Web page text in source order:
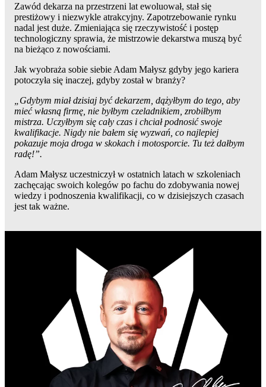
Zawód dekarza na przestrzeni lat ewoluował, stał się
prestiżowy i niezwykle atrakcyjny. Zapotrzebowanie rynku
nadal jest duże. Zmieniająca się rzeczywistość i postęp
technologiczny sprawia, że mistrzowie dekarstwa muszą być
na bieżąco z nowościami.
Jak wyobraża sobie siebie Adam Małysz gdyby jego kariera
potoczyła się inaczej, gdyby został w branży?
„Gdybym miał dzisiaj być dekarzem, dążyłbym do tego, aby
mieć własną firmę, nie byłbym czeladnikiem, zrobiłbym
mistrza. Uczyłbym się cały czas i chciał podnosić swoje
kwalifikacje. Nigdy nie bałem się wyzwań, co najlepiej
pokazuje moja droga w skokach i motosporcie. Tu też dałbym
radę!”.
Adam Małysz uczestniczył w ostatnich latach w szkoleniach
zachęcając swoich kolegów po fachu do zdobywania nowej
wiedzy i podnoszenia kwalifikacji, co w dzisiejszych czasach
jest tak ważne.